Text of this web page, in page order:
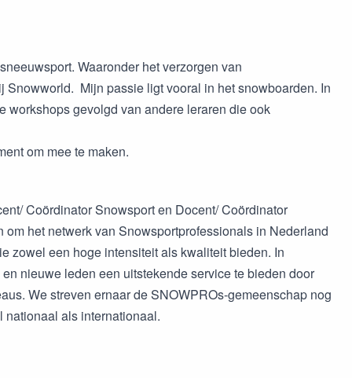
Waaronder het verzorgen van
Mijn passie ligt vooral in het snowboarden. In
workshops gevolgd van andere leraren die ook
om mee te maken.
Coördinator Snowsport en Docent/ Coördinator
het netwerk van Snowsportprofessionals in Nederland
zowel een hoge intensiteit als kwaliteit bieden. In
nieuwe leden een uitstekende service te bieden door
We streven ernaar de SNOWPROs-gemeenschap nog
nationaal als internationaal.